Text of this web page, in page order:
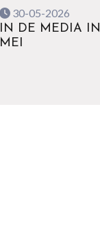
30-05-2026
IN DE MEDIA IN
MEI